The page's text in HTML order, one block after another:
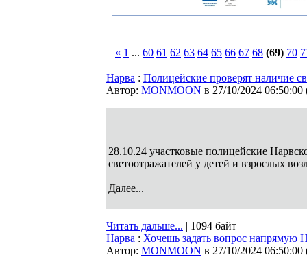
« 1 ... 60 61 62 63 64 65 66 67 68 (69) 70
Нарва : Полицейские проверят наличие
Автор: MONMOON в 27/10/2024 06:50:00
28.10.24 участковые полицейские
светоотражателей у детей и взрослых
Далее...
Читать дальше... | 1094 байт
Нарва : Хочешь задать вопрос напрямую
Автор: MONMOON в 27/10/2024 06:50:00